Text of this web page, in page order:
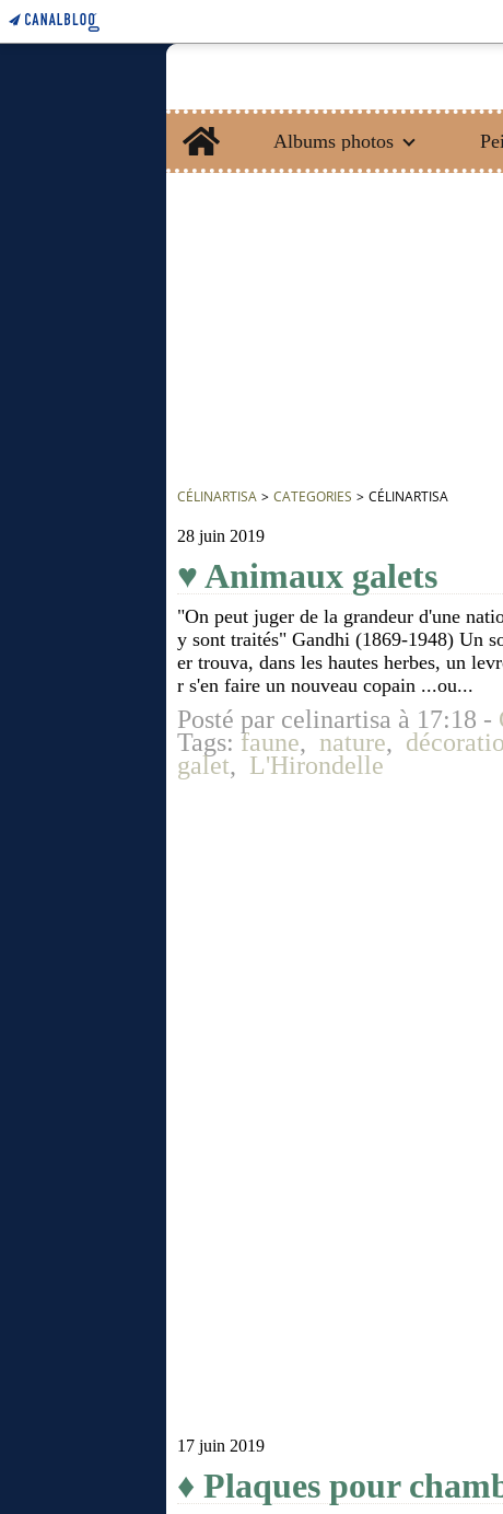
Home
Albums photos
CÉLINARTISA > CATEGORIES > CÉLINARTISA
28 juin 2019
♥ Animaux galets
"On peut juger de la grandeur d'une
y sont traités" Gandhi (1869-1948) Un
er trouva, dans les hautes herbes, un
r s'en faire un nouveau copain ...ou...
Posté par celinartisa à 17:18 -
Tags: faune, nature,
galet, L'Hirondelle
17 juin 2019
♦ Plaques pour